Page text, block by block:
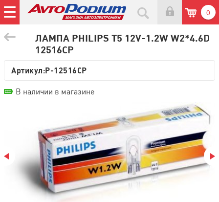
0
ЛАМПА PHILIPS T5 12V-1.2W W2*4.6D
12516CP
Артикул:P-12516CP
В наличии в магазине